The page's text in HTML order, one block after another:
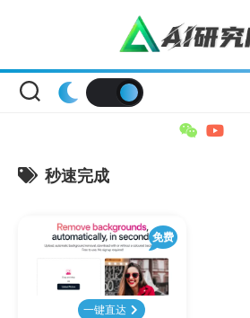
秒速完成
免费
一键直达